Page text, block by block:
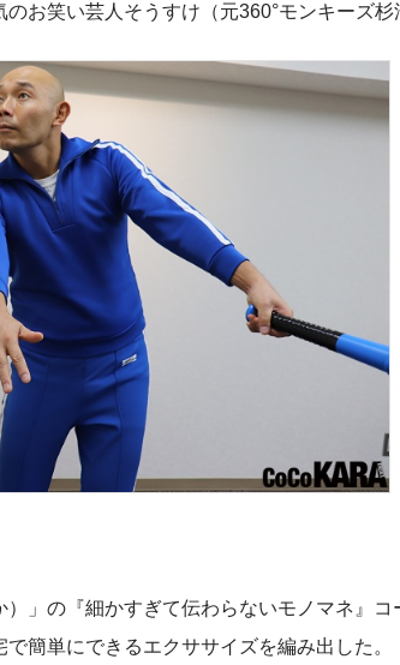
お笑い芸人そうすけ（元360°モンキーズ杉
」の『細かすぎて伝わらないモノマネ』コ
簡単にできるエクササイズを編み出した。